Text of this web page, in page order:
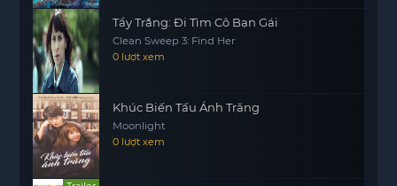
Tẩy Trắng: Đi Tìm Cô Bạn Gái
Clean Sweep 3: Find Her
0 lượt xem
Khúc Biến Tấu Ánh Trăng
Moonlight
0 lượt xem